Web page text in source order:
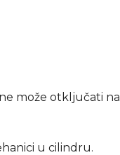
može otključati na
u cilindru.